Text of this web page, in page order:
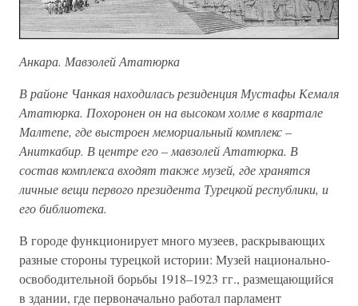
Анкара. Мавзолей Ататюрка
В районе Чанкая находилась резиденция Мустафы Кемаля
Ататюрка. Похоронен он на высоком холме в квартале
Малтепе, где выстроен мемориальный комплекс –
Аниткабир. В центре его – мавзолей Ататюрка. В
состав комплекса входят также музей, где хранятся
личные вещи первого президента Турецкой республики, и
его библиотека.
В городе функционирует много музеев, раскрывающих
разные стороны турецкой истории: Музей национально-
освободительной борьбы 1918–1923 гг., размещающийся
в здании, где первоначально работал парламент